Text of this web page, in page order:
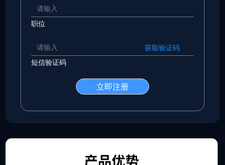
职位
获取验证码
短信验证码
立即注册